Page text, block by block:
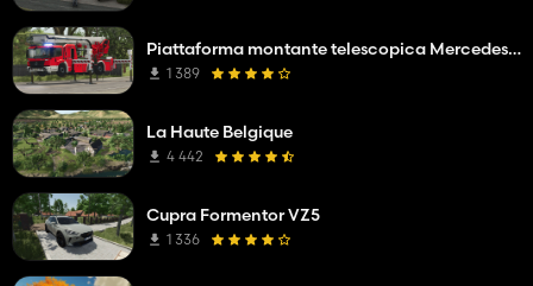
Piattaforma montante telescopica Mercedes Benz Econic WISS
1 389
La Haute Belgique
4 442
Cupra Formentor VZ5
1 336